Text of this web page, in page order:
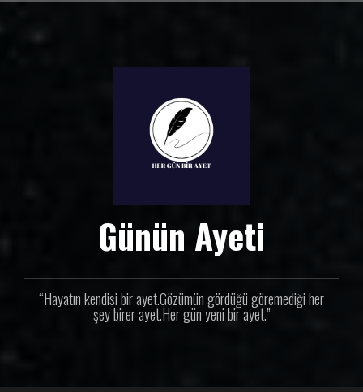
Günün Ayeti
“Hayatın kendisi bir ayet.Gözümün gördüğü göremediği her
şey birer ayet.Her gün yeni bir ayet.”